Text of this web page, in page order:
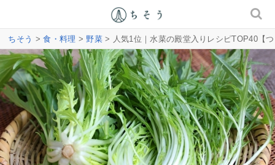
ちそう >食・料理 >野菜> 人気1位｜水菜の殿堂入りレシピTOP40【